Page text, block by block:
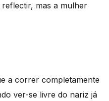
mas a mulher
a correr completamente
ver-se livre do nariz já